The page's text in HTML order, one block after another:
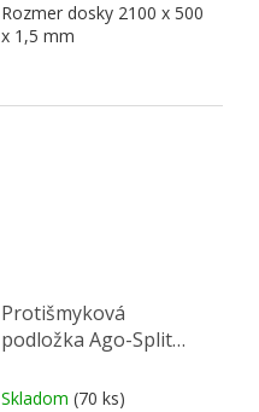
Rozmer dosky 2100 x 500
x 1,5 mm
Protišmyková
podložka Ago-Split
Skladom (70 ks)